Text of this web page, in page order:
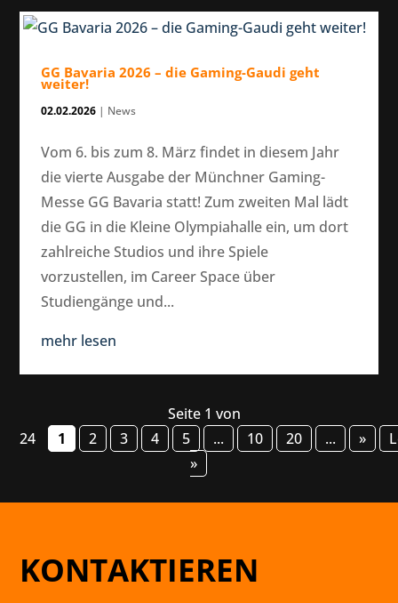
GG Bavaria 2026 – die Gaming-Gaudi geht
weiter!
02.02.2026 | News
Vom 6. bis zum 8. März findet in diesem Jahr
die vierte Ausgabe der Münchner Gaming-
Messe GG Bavaria statt! Zum zweiten Mal lädt
die GG in die Kleine Olympiahalle ein, um dort
zahlreiche Studios und ihre Spiele
vorzustellen, im Career Space über
Studiengänge und...
mehr lesen
Seite 1 von
24
1 2 3 4 5 ... 10 20 ... »
»
KONTAKTIEREN